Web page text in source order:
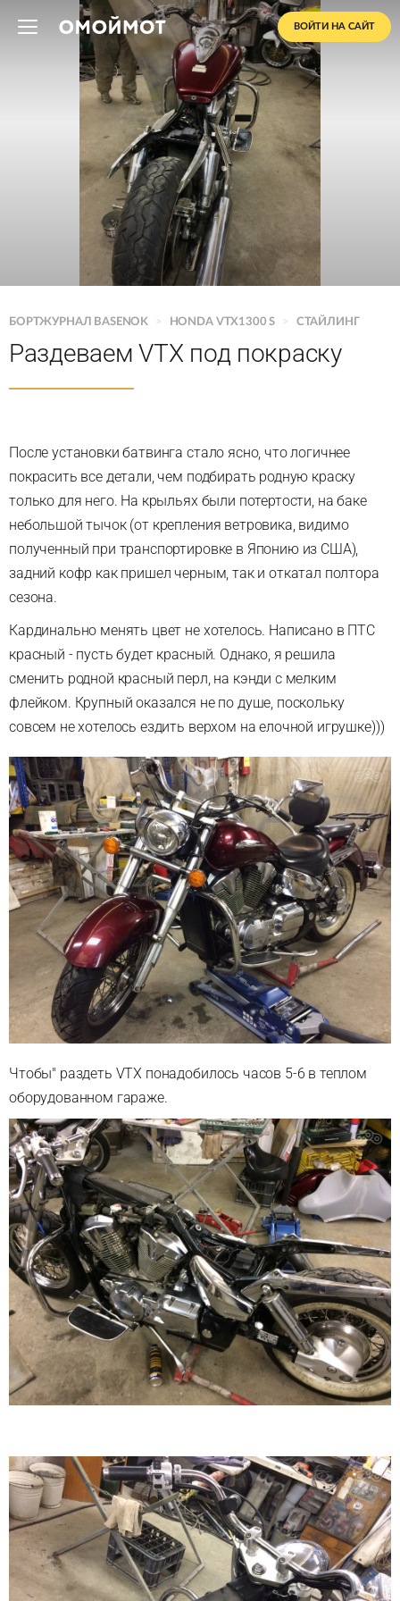
ВОЙТИ НА САЙТ
БОРТЖУРНАЛ BASENOK > HONDA VTX1300 S > СТАЙЛИНГ
Раздеваем VTX под покраску
После установки батвинга стало ясно, что логичнее
покрасить все детали, чем подбирать родную краску
только для него. На крыльях были потертости, на баке
небольшой тычок (от крепления ветровика, видимо
полученный при транспортировке в Японию из США),
задний кофр как пришел черным, так и откатал полтора
сезона.
Кардинально менять цвет не хотелось. Написано в ПТС
красный - пусть будет красный. Однако, я решила
сменить родной красный перл, на кэнди с мелким
флейком. Крупный оказался не по душе, поскольку
совсем не хотелось ездить верхом на елочной игрушке)))
Чтобы" раздеть VTX понадобилось часов 5-6 в теплом
оборудованном гараже.